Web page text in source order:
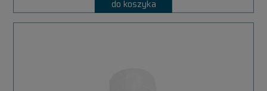
do koszyka